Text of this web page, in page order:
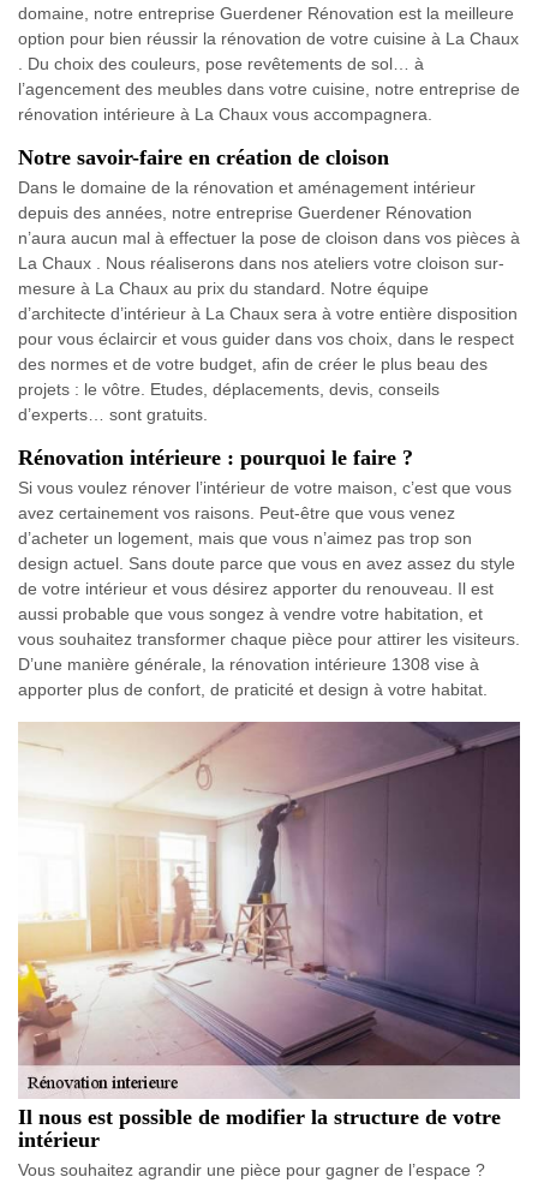
domaine, notre entreprise Guerdener Rénovation est la meilleure
option pour bien réussir la rénovation de votre cuisine à La Chaux
. Du choix des couleurs, pose revêtements de sol… à
l’agencement des meubles dans votre cuisine, notre entreprise de
rénovation intérieure à La Chaux vous accompagnera.
Notre savoir-faire en création de cloison
Dans le domaine de la rénovation et aménagement intérieur
depuis des années, notre entreprise Guerdener Rénovation
n’aura aucun mal à effectuer la pose de cloison dans vos pièces à
La Chaux . Nous réaliserons dans nos ateliers votre cloison sur-
mesure à La Chaux au prix du standard. Notre équipe
d’architecte d’intérieur à La Chaux sera à votre entière disposition
pour vous éclaircir et vous guider dans vos choix, dans le respect
des normes et de votre budget, afin de créer le plus beau des
projets : le vôtre. Etudes, déplacements, devis, conseils
d’experts… sont gratuits.
Rénovation intérieure : pourquoi le faire ?
Si vous voulez rénover l’intérieur de votre maison, c’est que vous
avez certainement vos raisons. Peut-être que vous venez
d’acheter un logement, mais que vous n’aimez pas trop son
design actuel. Sans doute parce que vous en avez assez du style
de votre intérieur et vous désirez apporter du renouveau. Il est
aussi probable que vous songez à vendre votre habitation, et
vous souhaitez transformer chaque pièce pour attirer les visiteurs.
D’une manière générale, la rénovation intérieure 1308 vise à
apporter plus de confort, de praticité et design à votre habitat.
Il nous est possible de modifier la structure de votre
intérieur
Vous souhaitez agrandir une pièce pour gagner de l’espace ?